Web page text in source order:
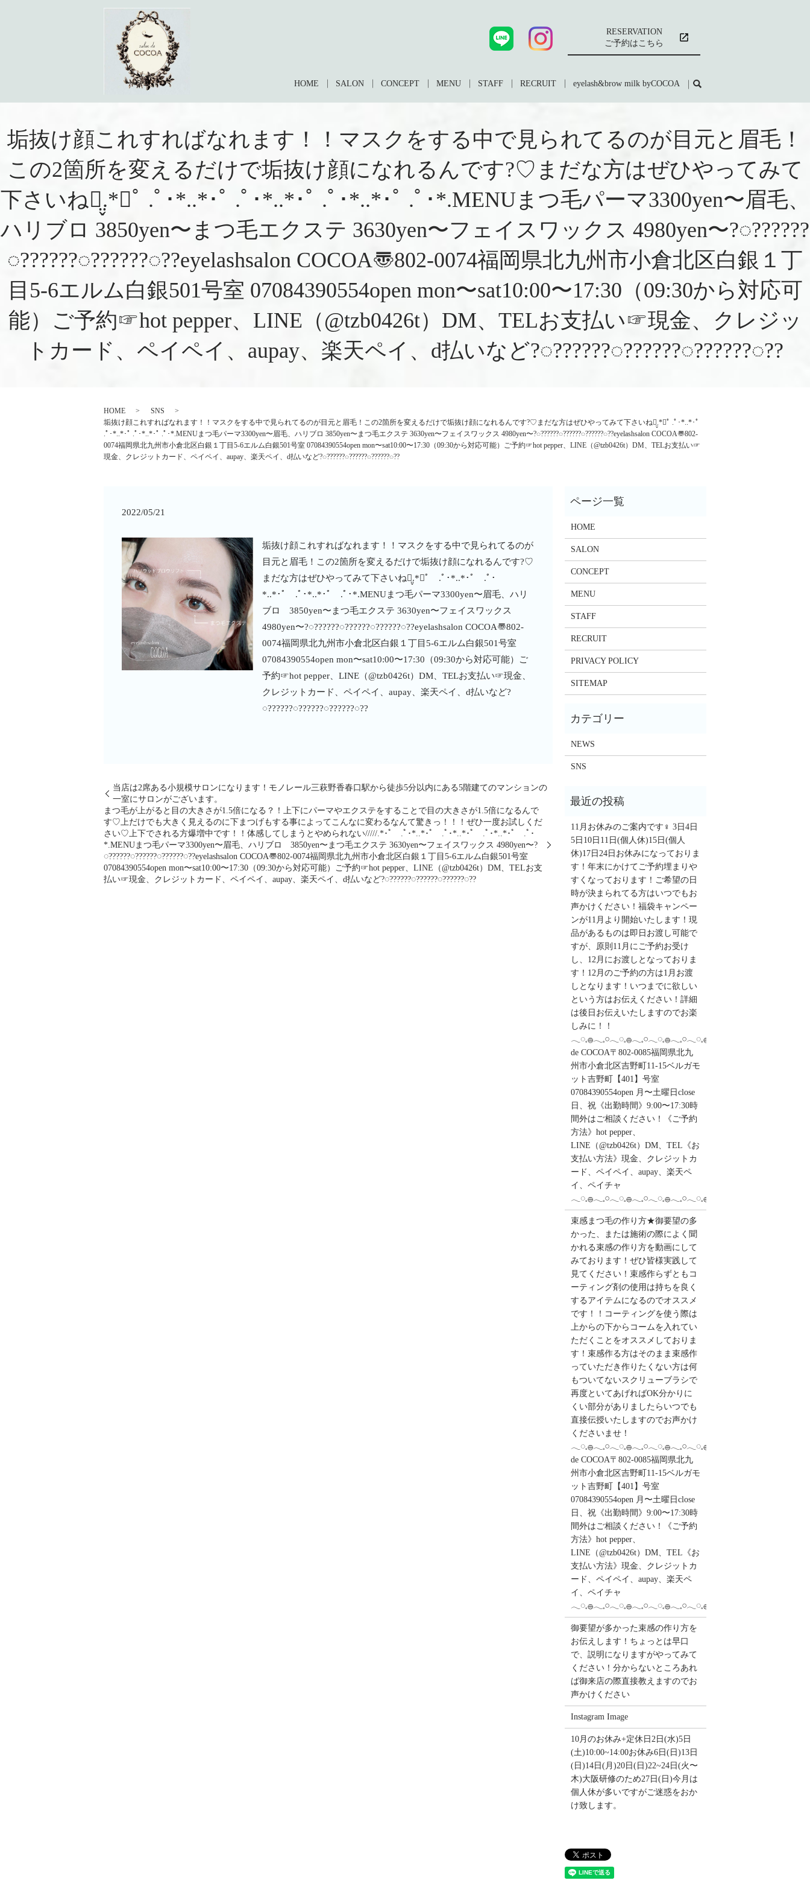
RESERVATION
ご予約はこちら
HOME SALON CONCEPT MENU STAFF RECRUIT eyelash&brow milk byCOCOA
垢抜け顔これすればなれます！！マスクをする中で見られてるのが目元と眉毛！
この2箇所を変えるだけで垢抜け顔になれるんです?♡まだな方はぜひやってみて
下さいね⺣̤̬.*･ﾟ .ﾟ･*..*･ﾟ .ﾟ･*..*･ﾟ .ﾟ･*..*･ﾟ .ﾟ･*.MENUまつ毛パーマ3300yen〜眉毛、
ハリブロ 3850yen〜まつ毛エクステ 3630yen〜フェイスワックス 4980yen〜?◌??????
◌??????◌??????◌??eyelashsalon COCOA〠802-0074福岡県北九州市小倉北区白銀１丁
目5-6エルム白銀501号室︎ 07084390554open mon〜sat10:00〜17:30（09:30から対応可
能）ご予約☞hot pepper、LINE（@tzb0426t）DM、TELお支払い☞現金、クレジッ
トカード、ペイペイ、aupay、楽天ペイ、d払いなど?◌??????◌??????◌??????◌??
HOME
SNS
垢抜け顔これすればなれます！！マスクをする中で見られてるのが目元と眉毛！この2箇所を変えるだけで垢抜け顔になれるんです?♡まだな方はぜひやってみて下さいね⺣̤̬.*･ﾟ .ﾟ･*..*･ﾟ
.ﾟ･*..*･ﾟ .ﾟ･*..*･ﾟ .ﾟ･*.MENUまつ毛パーマ3300yen〜眉毛、ハリブロ 3850yen〜まつ毛エクステ 3630yen〜フェイスワックス 4980yen〜?◌??????◌??????◌??????◌??eyelashsalon COCOA〠802-
0074福岡県北九州市小倉北区白銀１丁目5-6エルム白銀501号室︎ 07084390554open mon〜sat10:00〜17:30（09:30から対応可能）ご予約☞hot pepper、LINE（@tzb0426t）DM、TELお支払い☞
現金、クレジットカード、ペイペイ、aupay、楽天ペイ、d払いなど?◌??????◌??????◌??????◌??
2022/05/21
垢抜け顔これすればなれます！！マスクをする中で見られてるのが
目元と眉毛！この2箇所を変えるだけで垢抜け顔になれるんです?♡
まだな方はぜひやってみて下さいね⺣̤̬.*･ﾟ .ﾟ･*..*･ﾟ .ﾟ･
*..*･ﾟ .ﾟ･*..*･ﾟ .ﾟ･*.MENUまつ毛パーマ3300yen〜眉毛、ハリ
ブロ 3850yen〜まつ毛エクステ 3630yen〜フェイスワックス
4980yen〜?◌??????◌??????◌??????◌??eyelashsalon COCOA〠802-
0074福岡県北九州市小倉北区白銀１丁目5-6エルム白銀501号室︎
07084390554open mon〜sat10:00〜17:30（09:30から対応可能）ご
予約☞hot pepper、LINE（@tzb0426t）DM、TELお支払い☞現金、
クレジットカード、ペイペイ、aupay、楽天ペイ、d払いなど?
◌??????◌??????◌??????◌??
当店は2席ある小規模サロンになります！モノレール三萩野香春口駅から徒歩5分以内にある5階建てのマンションの
一室にサロンがございます。
まつ毛が上がると目の大きさが1.5倍になる？！上下にパーマやエクステをすることで目の大きさが1.5倍になるんで
す♡上だけでも大きく見えるのに下まつげもする事によってこんなに変わるなんて驚きっ！！！ぜひ一度お試しくだ
さい♡上下でされる方爆増中です！！体感してしまうとやめられない/////.*･ﾟ .ﾟ･*..*･ﾟ .ﾟ･*..*･ﾟ .ﾟ･*..*･ﾟ .ﾟ･
*.MENUまつ毛パーマ3300yen〜眉毛、ハリブロ 3850yen〜まつ毛エクステ 3630yen〜フェイスワックス 4980yen〜?
◌??????◌??????◌??????◌??eyelashsalon COCOA〠802-0074福岡県北九州市小倉北区白銀１丁目5-6エルム白銀501号室︎
07084390554open mon〜sat10:00〜17:30（09:30から対応可能）ご予約☞hot pepper、LINE（@tzb0426t）DM、TELお支
払い☞現金、クレジットカード、ペイペイ、aupay、楽天ペイ、d払いなど?◌??????◌??????◌??????◌??
HOME
SALON
CONCEPT
MENU
STAFF
RECRUIT
PRIVACY POLICY
SITEMAP
NEWS
SNS
11月お休みのご案内です‍♀️ 3日4日
5日10日11日(個人休)15日(個人
休)17日24日お休みになっておりま
す！年末にかけてご予約埋まりや
すくなっております！ご希望の日
時が決まられてる方はいつでもお
声かけください！福袋キャンペー
ンが11月より開始いたします！現
品があるものは即日お渡し可能で
すが、原則11月にご予約お受け
し、12月にお渡しとなっておりま
す！12月のご予約の方は1月お渡
しとなります！いつまでに欲しい
という方はお伝えください！詳細
は後日お伝えいたしますのでお楽
しみに！！
𓂃◌𓈒𓐍𓂃𓈒𓏸𓂃◌𓈒𓐍𓂃𓈒𓏸𓂃◌𓈒𓐍𓂃𓈒𓏸𓂃◌𓈒𓐍salon
de COCOA〒802-0085福岡県北九
州市小倉北区吉野町11-15ベルガモ
ット吉野町【401】号室︎
07084390554open 月〜土曜日close
日、祝《出勤時間》9:00〜17:30時
間外はご相談ください！《ご予約
方法》hot pepper、
LINE（@tzb0426t）DM、TEL《お
支払い方法》現金、クレジットカ
ード、ペイペイ、aupay、楽天ペ
イ、ペイチャ
𓂃◌𓈒𓐍𓂃𓈒𓏸𓂃◌𓈒𓐍𓂃𓈒𓏸𓂃◌𓈒𓐍𓂃𓈒𓏸𓂃◌𓈒𓐍
束感まつ毛の作り方★御要望の多
かった、または施術の際によく聞
かれる束感の作り方を動画にして
みております！ぜひ皆様実践して
見てください！束感作らずともコ
ーティング剤の使用は持ちを良く
するアイテムになるのでオススメ
です！！コーティングを使う際は
上からの下からコームを入れてい
ただくことをオススメしておりま
す！束感作る方はそのまま束感作
っていただき作りたくない方は何
もついてないスクリューブラシで
再度といてあげればOK分かりに
くい部分がありましたらいつでも
直接伝授いたしますのでお声かけ
くださいませ！
𓂃◌𓈒𓐍𓂃𓈒𓏸𓂃◌𓈒𓐍𓂃𓈒𓏸𓂃◌𓈒𓐍𓂃𓈒𓏸𓂃◌𓈒𓐍salon
de COCOA〒802-0085福岡県北九
州市小倉北区吉野町11-15ベルガモ
ット吉野町【401】号室︎
07084390554open 月〜土曜日close
日、祝《出勤時間》9:00〜17:30時
間外はご相談ください！《ご予約
方法》hot pepper、
LINE（@tzb0426t）DM、TEL《お
支払い方法》現金、クレジットカ
ード、ペイペイ、aupay、楽天ペ
イ、ペイチャ
𓂃◌𓈒𓐍𓂃𓈒𓏸𓂃◌𓈒𓐍𓂃𓈒𓏸𓂃◌𓈒𓐍𓂃𓈒𓏸𓂃◌𓈒𓐍
御要望が多かった束感の作り方を
お伝えします！ちょっとは早口
で、説明になりますがやってみて
ください！分からないところあれ
ば御来店の際直接教えますのでお
声かけください
Instagram Image
10月のお休み+定休日2日(水)5日
(土)10:00~14:00お休み6日(日)13日
(日)14日(月)20日(日)22~24日(火〜
木)大阪研修のため27日(日)今月は
個人休が多いですがご迷惑をおか
け致します。